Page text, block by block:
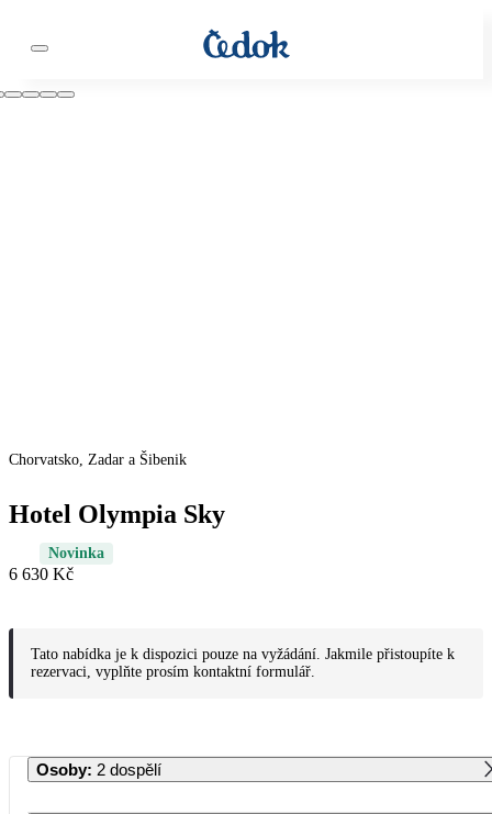
Chorvatsko, Zadar a Šibenik
Hotel Olympia Sky
Novinka
6 630 Kč
Tato nabídka je k dispozici pouze na vyžádání. Jakmile přistoupíte k
rezervaci, vyplňte prosím kontaktní formulář.
Osoby: 2 dospělí